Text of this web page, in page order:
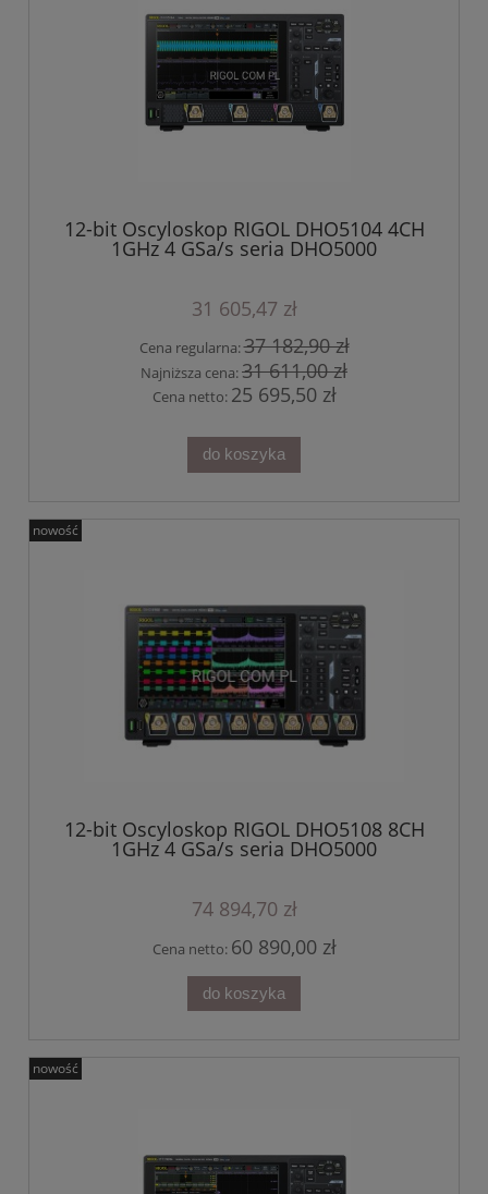
12-bit Oscyloskop RIGOL DHO5104 4CH
1GHz 4 GSa/s seria DHO5000
31 605,47 zł
Cena regularna:37 182,90 zł
Najniższa cena:31 611,00 zł
Cena netto: 25 695,50 zł
do koszyka
12-bit Oscyloskop RIGOL DHO5108 8CH
1GHz 4 GSa/s seria DHO5000
74 894,70 zł
Cena netto: 60 890,00 zł
do koszyka
nowość
nowość